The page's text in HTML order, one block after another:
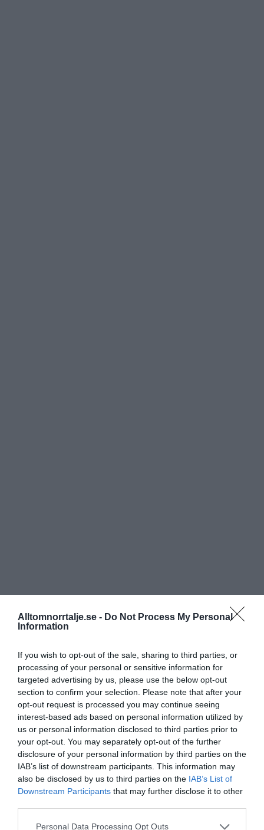
Alltomnorrtalje.se - Do Not Process My Personal
Information
If you wish to opt-out of the sale, sharing to third parties, or
processing of your personal or sensitive information for
targeted advertising by us, please use the below opt-out
section to confirm your selection. Please note that after your
opt-out request is processed you may continue seeing
interest-based ads based on personal information utilized by
us or personal information disclosed to third parties prior to
your opt-out. You may separately opt-out of the further
disclosure of your personal information by third parties on the
IAB’s list of downstream participants. This information may
also be disclosed by us to third parties on the IAB’s List of
Downstream Participants that may further disclose it to other
Personal Data Processing Opt Outs